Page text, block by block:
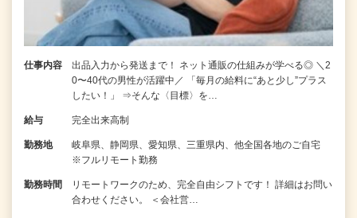
仕事内容
出品入力から発送まで！ ネット通販の仕組みが学べる◎ ＼2
0〜40代の男性が活躍中／ 「毎月の給料に“あと少し”プラス
したい！」 ⇒そんな〈目標〉を…
給与 完全出来高制
勤務地
岐阜県、静岡県、愛知県、三重県内、他全国各地のご自宅
※フルリモート勤務
勤務時間
リモートワークのため、完全自由シフトです！ 詳細はお問い
合わせください。 ＜会社営…